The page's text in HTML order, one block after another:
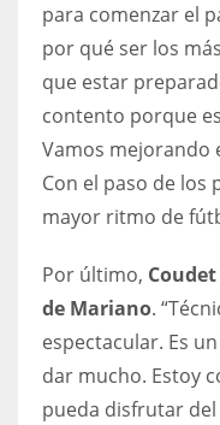
para comenzar el
por qué ser los
que estar
contento porque
Vamos mejorando
Con el paso de
mayor ritmo de
Por último,
de Mariano.
espectacular. Es
dar mucho. Estoy
pueda disfrutar